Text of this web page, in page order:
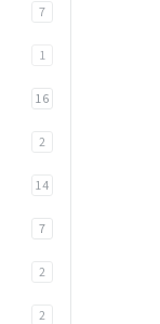
7
1
16
2
14
7
2
2